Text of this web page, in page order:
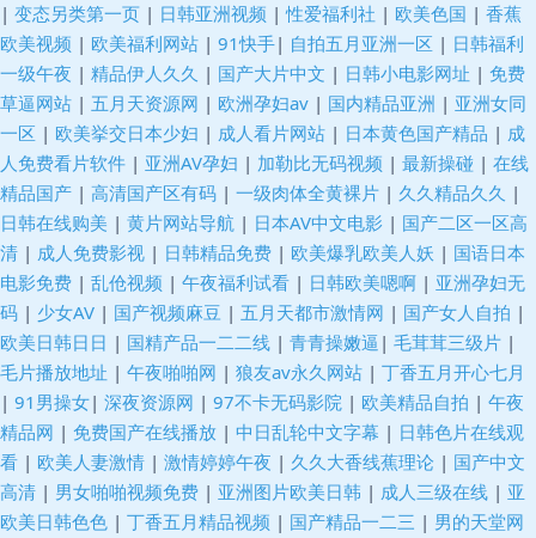
天堂尤物在线视频 97超碰日韩电影 五月天夜夜撸 草草浮力影院 老司机网址
五月丁香成人网 91在钱视频 久久成人资源网 俺去也最新 人妻久久东热 伊人
久久精品视频 国产av第一页 欧美色图网站名称 影音先锋丝袜诱惑 成人午夜
福利av 97在线视频国产 豆花直播91 91涩涩蜜桃 玖玖大香蕉老司机 91高清
系列 黄网站免费观看 色婷婷福利网 97超碰自拍 九一免费看 熟妇的抽插 91
网站直接观看 国产美女A片 日韩区二区 91丝腿 欧美人妖熟妇 91AV欧美 福
利网站导航 日本www高清 97无码视频 麻豆传媟精选集 亚洲色图五月天 超
碰人妻人人上 蜜桃视频黑料网 午夜97 国内性爱 天天日夜夜肏 白丝美女后入
内射 另类专区av 亚洲欧洲日产AV 传媒精品福利 欧美A片免费视频 亚洲四虎
| 变态另类第一页 | 日韩亚洲视频 |性爱福利社 | 欧美色国 | 香蕉
欧美视频 | 欧美福利网站 | 91快手| 自拍五月亚洲一区 | 日韩福利
一级午夜 | 精品伊人久久 | 国产大片中文 | 日韩小电影网址 | 免费
草逼网站 | 五月天资源网 | 欧洲孕妇av | 国内精品亚洲 | 亚洲女同
一区 | 欧美挙交日本少妇 | 成人看片网站 | 日本黄色国产精品 | 成
人免费看片软件 | 亚洲AV孕妇 | 加勒比无码视频 | 最新操碰 | 在线
精品国产 | 高清国产区有码 | 一级肉体全黄裸片 | 久久精品久久 |
日韩在线购美 | 黄片网站导航 | 日本AV中文电影 | 国产二区一区高
清 | 成人免费影视 | 日韩精品免费 | 欧美爆乳欧美人妖 | 国语日本
电影免费 | 乱伧视频 | 午夜福利试看 | 日韩欧美嗯啊 | 亚洲孕妇无
码 | 少女AV | 国产视频麻豆 | 五月天都市激情网 | 国产女人自拍 |
欧美日韩日日 | 国精产品一二二线 | 青青操嫩逼 | 毛茸茸三级片 |
毛片播放地址 | 午夜啪啪网 | 狼友av永久网站 | 丁香五月开心七月
| 91男操女| 深夜资源网 | 97不卡无码影院 | 欧美精品自拍 | 午夜
精品网 | 免费国产在线播放 | 中日乱轮中文字幕 | 日韩色片在线观
看 | 欧美人妻激情 | 激情婷婷午夜 | 久久大香线蕉理论 | 国产中文
高清 | 男女啪啪视频免费 | 亚洲图片欧美日韩 | 成人三级在线 | 亚
欧美日韩色色 | 丁香五月精品视频 | 国产精品一二三 | 男的天堂网